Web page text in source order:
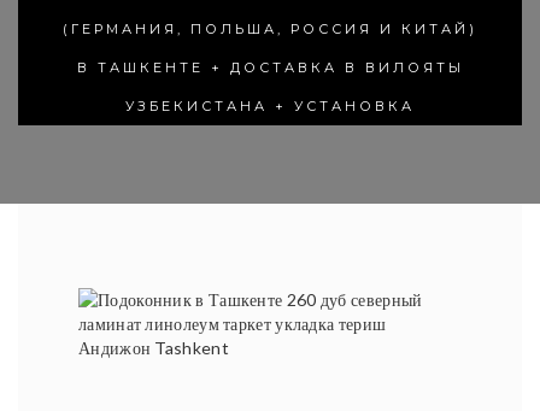
(ГЕРМАНИЯ, ПОЛЬША, РОССИЯ И КИТАЙ)
В ТАШКЕНТЕ + ДОСТАВКА В ВИЛОЯТЫ
УЗБЕКИСТАНА + УСТАНОВКА